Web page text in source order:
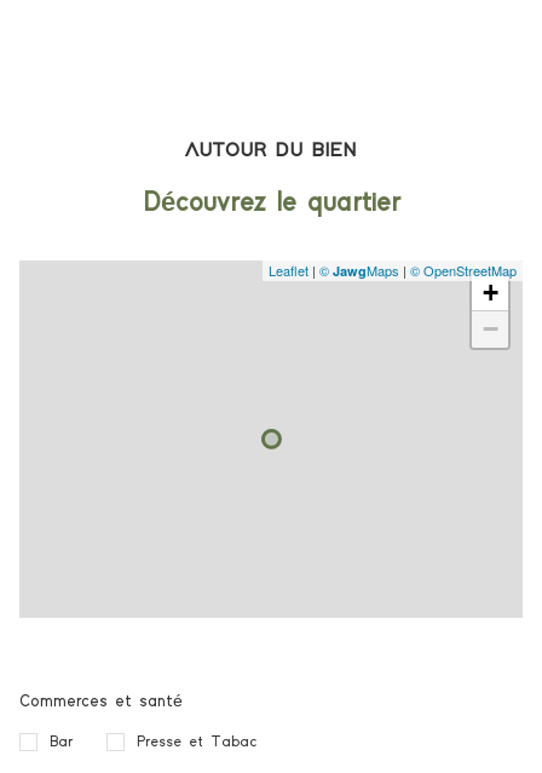
AUTOUR DU BIEN
Découvrez le quartier
+
−
Leaflet | © JawgMaps | © OpenStreetMap
Commerces et santé
Bar Presse et Tabac